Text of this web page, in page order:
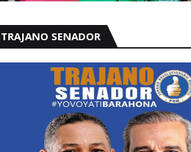
TRAJANO SENADOR